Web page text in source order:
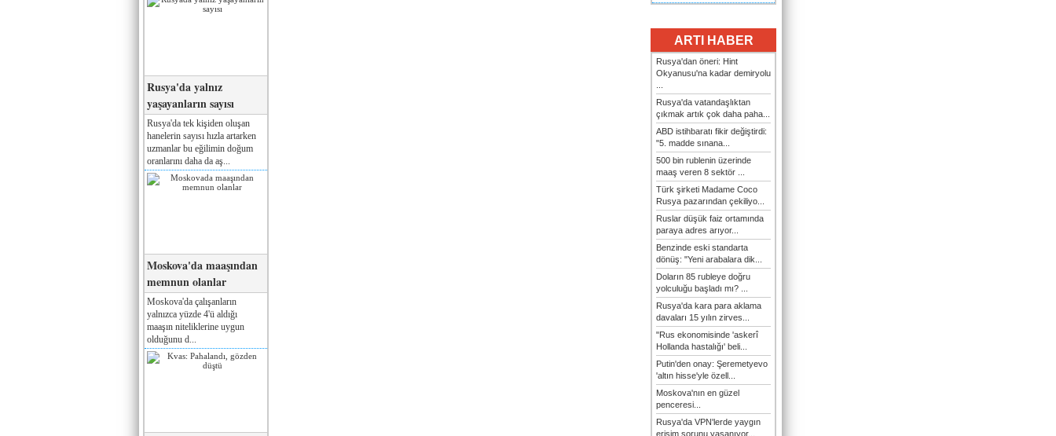
Rusya'da yalnız
yaşayanların sayısı
Rusya'da tek kişiden oluşan
hanelerin sayısı hızla artarken
uzmanlar bu eğilimin doğum
oranlarını daha da aş...
Moskova'da maaşından
memnun olanlar
Moskova'da çalışanların
yalnızca yüzde 4'ü aldığı
maaşın niteliklerine uygun
olduğunu d...
ARTI HABER
Rusya'dan öneri: Hint
Okyanusu'na kadar demiryolu
Rusya'da vatandaşlıktan
çıkmak artık çok daha paha...
ABD istihbaratı fikir değiştirdi:
"5. madde sınana...
500 bin rublenin üzerinde
maaş veren 8 sektör ...
Türk şirketi Madame Coco
Rusya pazarından çekiliyo...
Ruslar düşük faiz ortamında
paraya adres arıyor...
Benzinde eski standarta
dönüş: "Yeni arabalara dik...
Doların 85 rubleye doğru
yolculuğu başladı mı? ...
Rusya'da kara para aklama
davaları 15 yılın zirves...
"Rus ekonomisinde 'askerî
Hollanda hastalığı' beli...
Putin'den onay: Şeremetyevo
'altın hisse'yle özell...
Moskova'nın en güzel
penceresi...
Rusya'da VPN'lerde yaygın
erişim sorunu yaşanıyor...